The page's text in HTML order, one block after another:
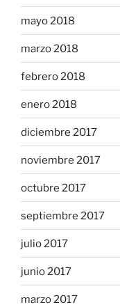
mayo 2018
marzo 2018
febrero 2018
enero 2018
diciembre 2017
noviembre 2017
octubre 2017
septiembre 2017
julio 2017
junio 2017
marzo 2017